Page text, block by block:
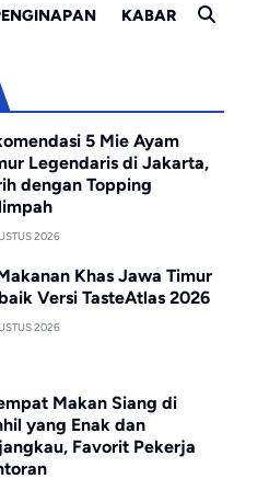
KABAR
5 Mie Ayam
Legendaris di Jakarta,
dengan Topping
2026
Khas Jawa Timur
Versi TasteAtlas 2026
2026
Makan Siang di
yang Enak dan
Favorit Pekerja